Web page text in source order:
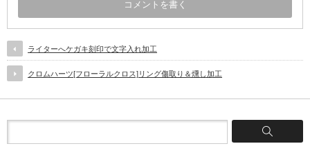
ライターへケガキ刻印で文字入れ加工
クロムハーツ[フローラルクロス]リング傷取り＆燻し加工